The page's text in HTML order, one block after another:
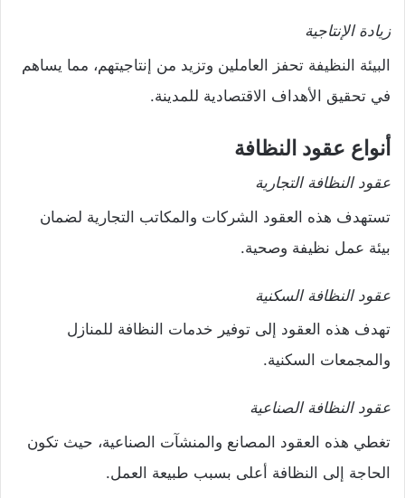
زيادة الإنتاجية
البيئة النظيفة تحفز العاملين وتزيد من إنتاجيتهم، مما يساهم
في تحقيق الأهداف الاقتصادية للمدينة.
أنواع عقود النظافة
عقود النظافة التجارية
تستهدف هذه العقود الشركات والمكاتب التجارية لضمان
بيئة عمل نظيفة وصحية.
عقود النظافة السكنية
تهدف هذه العقود إلى توفير خدمات النظافة للمنازل
والمجمعات السكنية.
عقود النظافة الصناعية
تغطي هذه العقود المصانع والمنشآت الصناعية، حيث تكون
الحاجة إلى النظافة أعلى بسبب طبيعة العمل.